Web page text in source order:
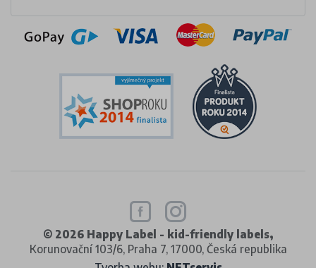
© 2026 Happy Label - kid-friendly labels,
Korunovační 103/6, Praha 7, 17000, Česká republika